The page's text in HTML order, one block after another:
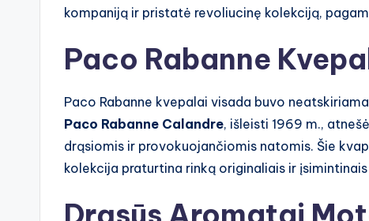
kompaniją ir pristatė revoliucinę kolekciją,
Paco Rabanne
Paco Rabanne kvepalai visada buvo
Paco Rabanne Calandre, išleisti 1969 m.,
drąsiomis ir provokuojančiomis natomis. Šie
kolekcija praturtina rinką originaliais ir